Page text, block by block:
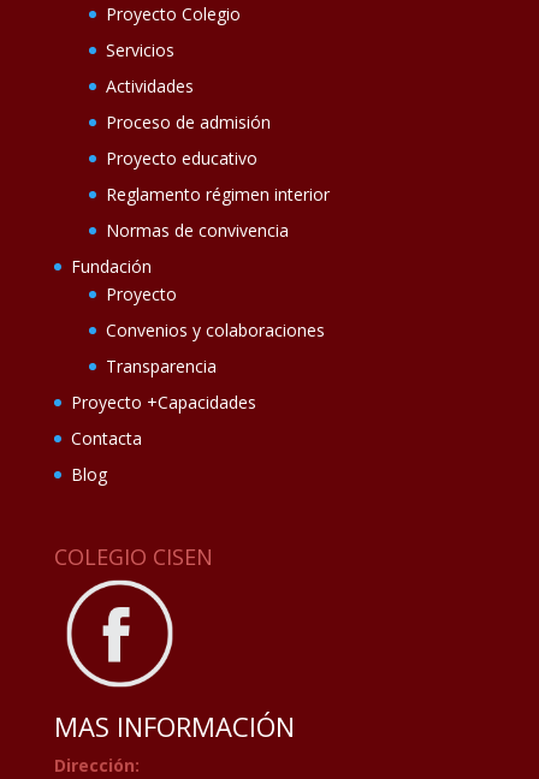
Proyecto Colegio
Servicios
Actividades
Proceso de admisión
Proyecto educativo
Reglamento régimen interior
Normas de convivencia
Fundación
Proyecto
Convenios y colaboraciones
Transparencia
Proyecto +Capacidades
Contacta
Blog
COLEGIO CISEN
MAS INFORMACIÓN
Dirección: